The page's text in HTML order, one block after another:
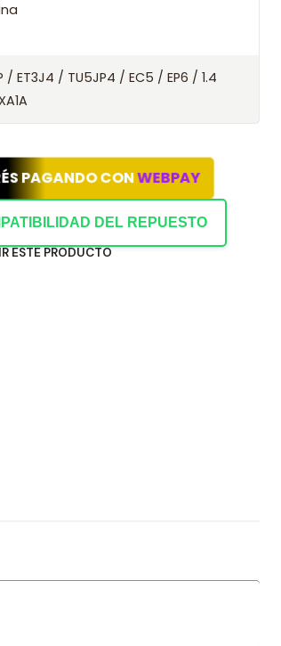
/ ET3J4 / TU5JP4 / EC5 / EP6 / 1.4
PAGANDO CONWEBPAY
DEL REPUESTO
ESTE PRODUCTO